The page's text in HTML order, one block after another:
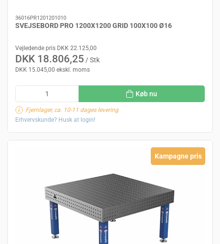
36016PR1201201010
SVEJSEBORD PRO 1200X1200 GRID 100X100 Ø16
Vejledende pris DKK 22.125,00
DKK 18.806,25 / Stk
DKK 15.045,00 ekskl. moms
Køb nu
Fjernlager, ca. 10-11 dages levering
Erhvervskunde? Husk at login!
Kampagne pris